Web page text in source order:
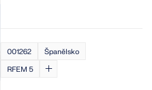
001262
Španělsko
RFEM 5